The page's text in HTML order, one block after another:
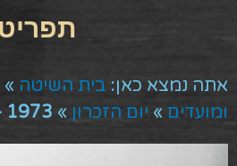
אתה נמצא כאן: בית השיטה »
ומועדים » יום הזכרון »
1973 – 1481275